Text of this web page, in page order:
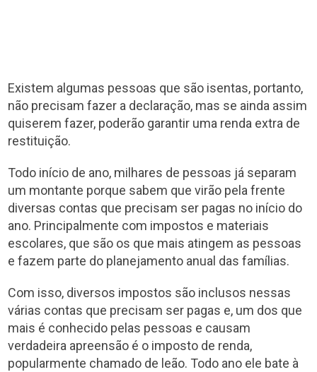
Existem algumas pessoas que são isentas, portanto,
não precisam fazer a declaração, mas se ainda assim
quiserem fazer, poderão garantir uma renda extra de
restituição.
Todo início de ano, milhares de pessoas já separam
um montante porque sabem que virão pela frente
diversas contas que precisam ser pagas no início do
ano. Principalmente com impostos e materiais
escolares, que são os que mais atingem as pessoas
e fazem parte do planejamento anual das famílias.
Com isso, diversos impostos são inclusos nessas
várias contas que precisam ser pagas e, um dos que
mais é conhecido pelas pessoas e causam
verdadeira apreensão é o imposto de renda,
popularmente chamado de leão. Todo ano ele bate à